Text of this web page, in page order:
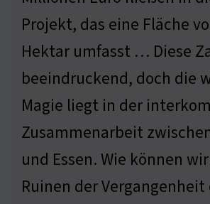
Projekt, das eine Fläche
Hektar umfasst … Diese
beeindruckend, doch die
Magie liegt in der
Zusammenarbeit
und Essen. Wie können
Ruinen der Vergangenheit